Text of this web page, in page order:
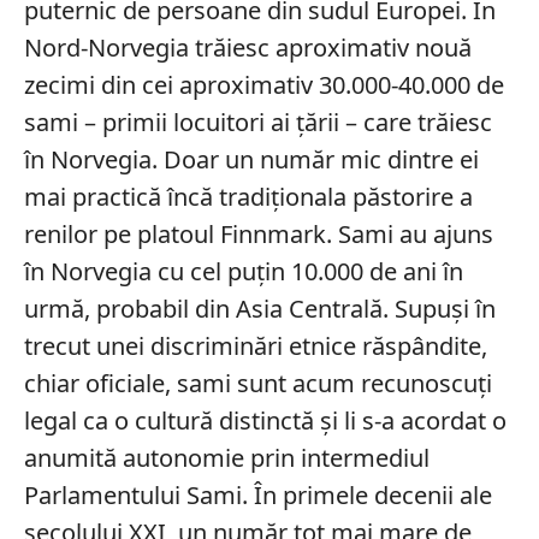
puternic de persoane din sudul Europei. În
Nord-Norvegia trăiesc aproximativ nouă
zecimi din cei aproximativ 30.000-40.000 de
sami – primii locuitori ai țării – care trăiesc
în Norvegia. Doar un număr mic dintre ei
mai practică încă tradiționala păstorire a
renilor pe platoul Finnmark. Sami au ajuns
în Norvegia cu cel puțin 10.000 de ani în
urmă, probabil din Asia Centrală. Supuși în
trecut unei discriminări etnice răspândite,
chiar oficiale, sami sunt acum recunoscuți
legal ca o cultură distinctă și li s-a acordat o
anumită autonomie prin intermediul
Parlamentului Sami. În primele decenii ale